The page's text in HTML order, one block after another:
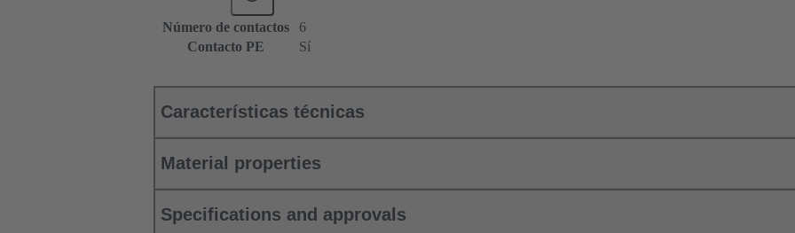
Número de contactos
6
Contacto PE
Sí
Características técnicas
Material properties
Specifications and approvals